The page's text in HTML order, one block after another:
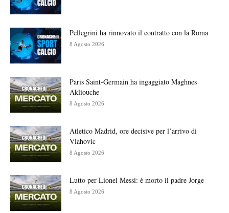
Pellegrini ha rinnovato il contratto con la Roma
8 Agosto 2026
Paris Saint-Germain ha ingaggiato Maghnes
Akliouche
8 Agosto 2026
Atletico Madrid, ore decisive per l’arrivo di
Vlahovic
8 Agosto 2026
Lutto per Lionel Messi: è morto il padre Jorge
8 Agosto 2026